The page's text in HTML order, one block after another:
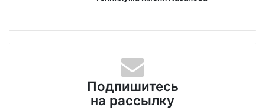
Подпишитесь
на рассылку